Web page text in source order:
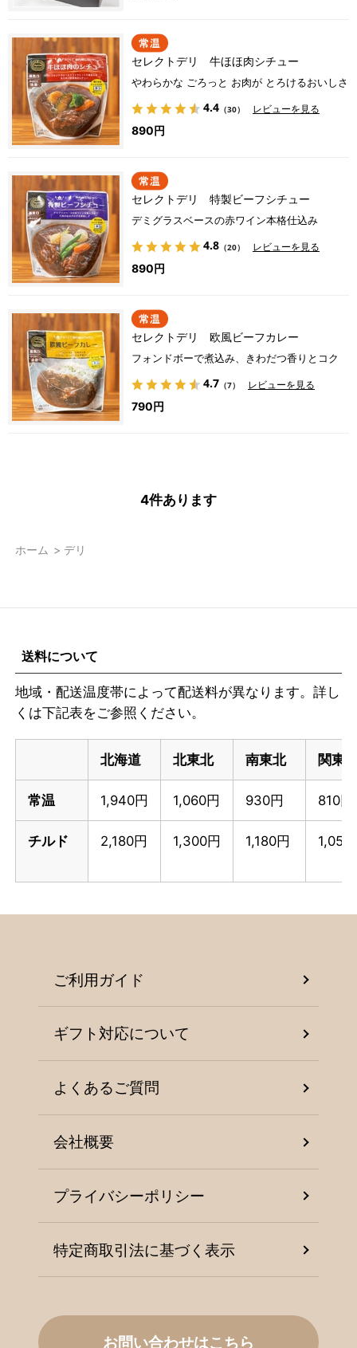
セレクトデリ 牛ほほ肉シチュー
やわらかな ごろっと お肉が とろけるおいしさ
4.4 （30）
レビューを見る
890円
セレクトデリ 特製ビーフシチュー
デミグラスベースの赤ワイン本格仕込み
4.8 （20）
レビューを見る
890円
セレクトデリ 欧風ビーフカレー
フォンドボーで煮込み、きわだつ香りとコク
4.7 （7）
レビューを見る
790円
4件あります
ホーム > デリ
送料について
地域・配送温度帯によって配送料が異なります。詳し
くは下記表をご参照ください。
北海道 北東北 南東北 関東
常温 1,940円 1,060円 930円 810円
チルド 2,180円 1,300円 1,180円 1,050
ご利用ガイド
ギフト対応について
よくあるご質問
会社概要
プライバシーポリシー
特定商取引法に基づく表示
お問い合わせはこちら